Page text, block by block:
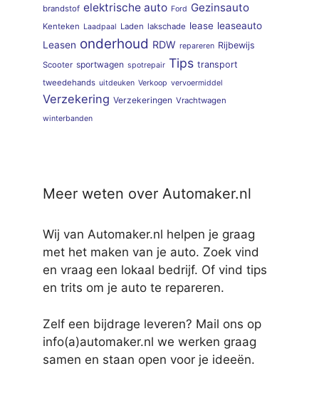
brandstof elektrische auto Ford Gezinsauto
Kenteken Laadpaal Laden lakschade lease leaseauto
Leasen onderhoud RDW repareren Rijbewijs
Scooter sportwagen spotrepair Tips transport
tweedehands uitdeuken Verkoop vervoermiddel
Verzekering Verzekeringen Vrachtwagen
winterbanden
Meer weten over Automaker.nl
Wij van Automaker.nl helpen je graag
met het maken van je auto. Zoek vind
en vraag een lokaal bedrijf. Of vind tips
en trits om je auto te repareren.
Zelf een bijdrage leveren? Mail ons op
info(a)automaker.nl we werken graag
samen en staan open voor je ideeën.